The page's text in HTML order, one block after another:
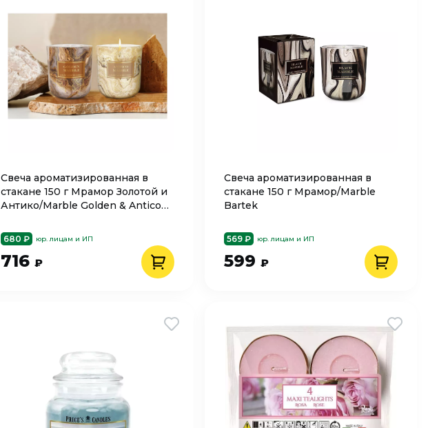
Cвеча ароматизированная в
стакане 150 г Мрамор Золотой и
Антико/Marble Golden & Antico
680 ₽ юр. лицам и ИП
716 ₽
Cвеча ароматизированная в
стакане 150 г Мрамор/Marble
Bartek
569 ₽ юр. лицам и ИП
599 ₽